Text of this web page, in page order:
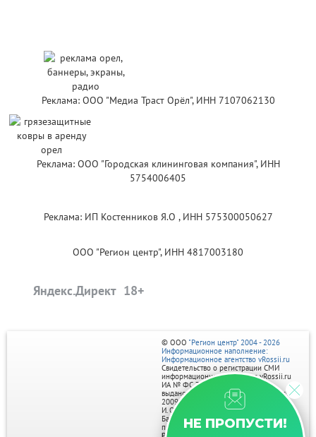
Реклама: ООО "Медиа Траст Орёл", ИНН 7107062130
Реклама: ООО "Городская клининговая компания", ИНН
5754006405
Реклама: ИП Костенников Я.О , ИНН 575300050627
ООО "Регион центр", ИНН 4817003180
Яндекс.Директ
НЕ ПРОПУСТИ!
© ООО "Регион центр" 2004 - 2026
Информационное наполнение:
Информационное агентство vRossii.ru
Свидетельство о регистрации СМИ
информационного агентства vRossii.ru
ИА № ФС 77‑35502
выдано РОСКОМНАДЗОРом 04 марта
2009г.
И. О. Главного редактора Нарыков А. Н.
Баннеры на портале размещаются на
правах рекламы.